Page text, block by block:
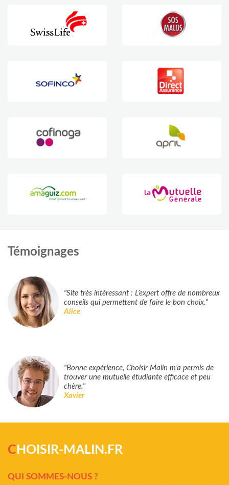
Témoignages
"Site très intéressant : L’expert offre de nombreux
conseils qui permettent de faire le bon choix."
Alice
"Bonne expérience, Choisir Malin m’a permis de
trouver une mutuelle étudiante efficace et peu
chère."
Xavier
C HOISIR-MALIN.FR
QUI SOMMES-NOUS ?